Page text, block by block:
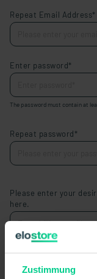
Zustimmung
Repeat Email Address*
Enter password*
The password must contain at
Repeat password*
Please enter your
here.